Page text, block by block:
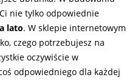
nie tylko odpowiednie
lato. W sklepie internetowym
czego potrzebujesz na
oczywiście w
odpowiedniego dla każdej